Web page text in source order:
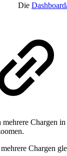
Die
Chargen
Chargen